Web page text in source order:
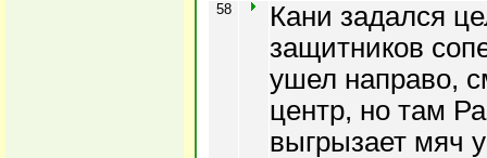
58
Кани задался
защитников
ушел направо,
центр, но там
выгрызает мяч